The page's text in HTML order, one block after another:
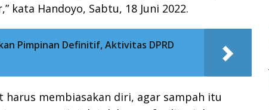
kata Handoyo, Sabtu, 18 Juni 2022.
Pimpinan Definitif, Aktivitas DPRD
harus membiasakan diri, agar sampah itu